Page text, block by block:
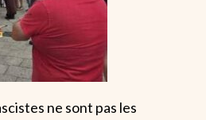
ne sont pas les